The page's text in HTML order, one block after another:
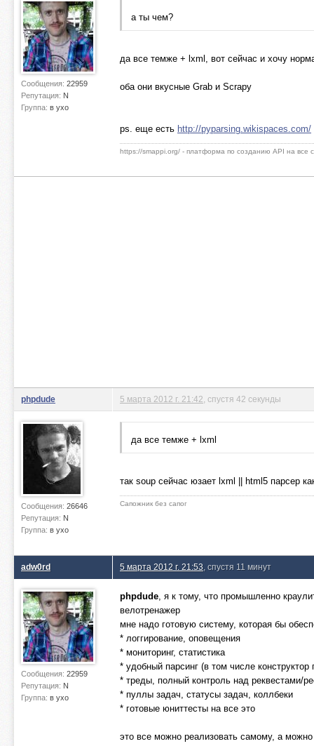
Сообщения: 22959
Репутация: N
Группа: в ухо
а ты чем?
да все темже + lxml, вот сейчас и хочу
оба они вкусные Grab и Scrapy
ps. еще есть http://pyparsing.wikispaces.com/
https://smappi.org/ - платформа по созданию API на все
phpdude
Сообщения: 26646
Репутация: N
Группа: в ухо
5 марта 2012 г. 21:42 , спустя 42 секунды
да все темже + lxml
так soup сейчас юзает lxml || html5 парсер
Сапожник без сапог
adw0rd
Сообщения: 22959
Репутация: N
Группа: в ухо
5 марта 2012 г. 21:53 , спустя 11 минут
phpdude, я к тому, что промышленно
велотренажер
мне надо готовую систему, которая бы
* логгирование, оповещения
* мониторинг, статистика
* удобный парсинг (в том числе
* треды, полный контроль над реквестами/
* пуллы задач, статусы задач, коллбеки
* готовые юниттесты на все это
это все можно реализовать самому, а